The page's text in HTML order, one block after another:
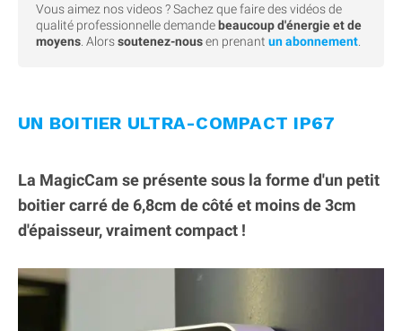
Vous aimez nos videos ? Sachez que faire des vidéos de
qualité professionnelle demande beaucoup d'énergie et de
moyens . Alorssoutenez-nousen prenant un abonnement
UN BOITIER ULTRA-COMPACT IP67
La MagicCam se présente sous la forme d'un petit
boitier carré de 6,8cm de côté et moins de 3cm
d'épaisseur, vraiment compact !